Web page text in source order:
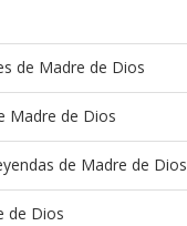
de Madre de Dios
Madre de Dios
de Madre de Dios
de Dios